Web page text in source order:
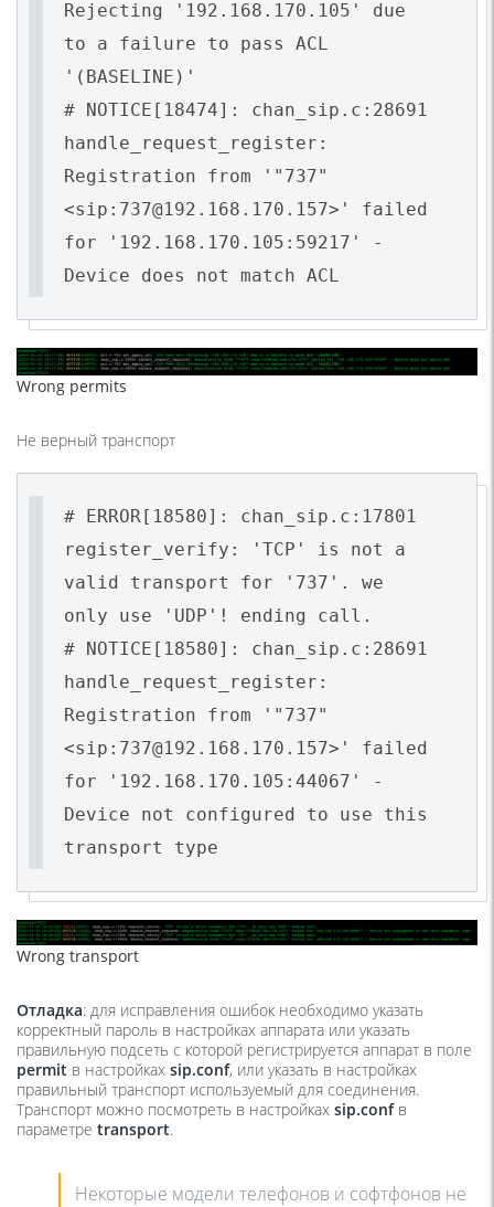
Rejecting '192.168.170.105' due
to a failure to pass ACL
'(BASELINE)'
# NOTICE[18474]: chan_sip.c:28691
handle_request_register:
Registration from '"737"
<sip:737@192.168.170.157>' failed
for '192.168.170.105:59217' -
Device does not match ACL
Wrong permits
Не верный транспорт
# ERROR[18580]: chan_sip.c:17801
register_verify: 'TCP' is not a
valid transport for '737'. we
only use 'UDP'! ending call.
# NOTICE[18580]: chan_sip.c:28691
handle_request_register:
Registration from '"737"
<sip:737@192.168.170.157>' failed
for '192.168.170.105:44067' -
Device not configured to use this
transport type
Wrong transport
Отладка: для исправления ошибок необходимо указать
корректный пароль в настройках аппарата или указать
правильную подсеть с которой регистрируется аппарат в поле
permit в настройках sip.conf, или указать в настройках
правильный транспорт используемый для соединения.
Транспорт можно посмотреть в настройках sip.conf в
параметре transport.
Некоторые модели телефонов и софтфонов не